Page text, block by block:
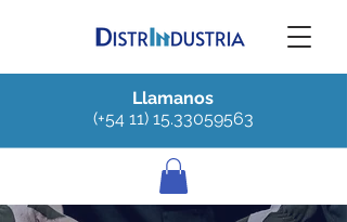
Llamanos
(+54 11) 15.33059563